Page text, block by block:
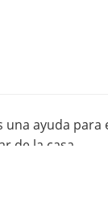
ayuda
de la casa.